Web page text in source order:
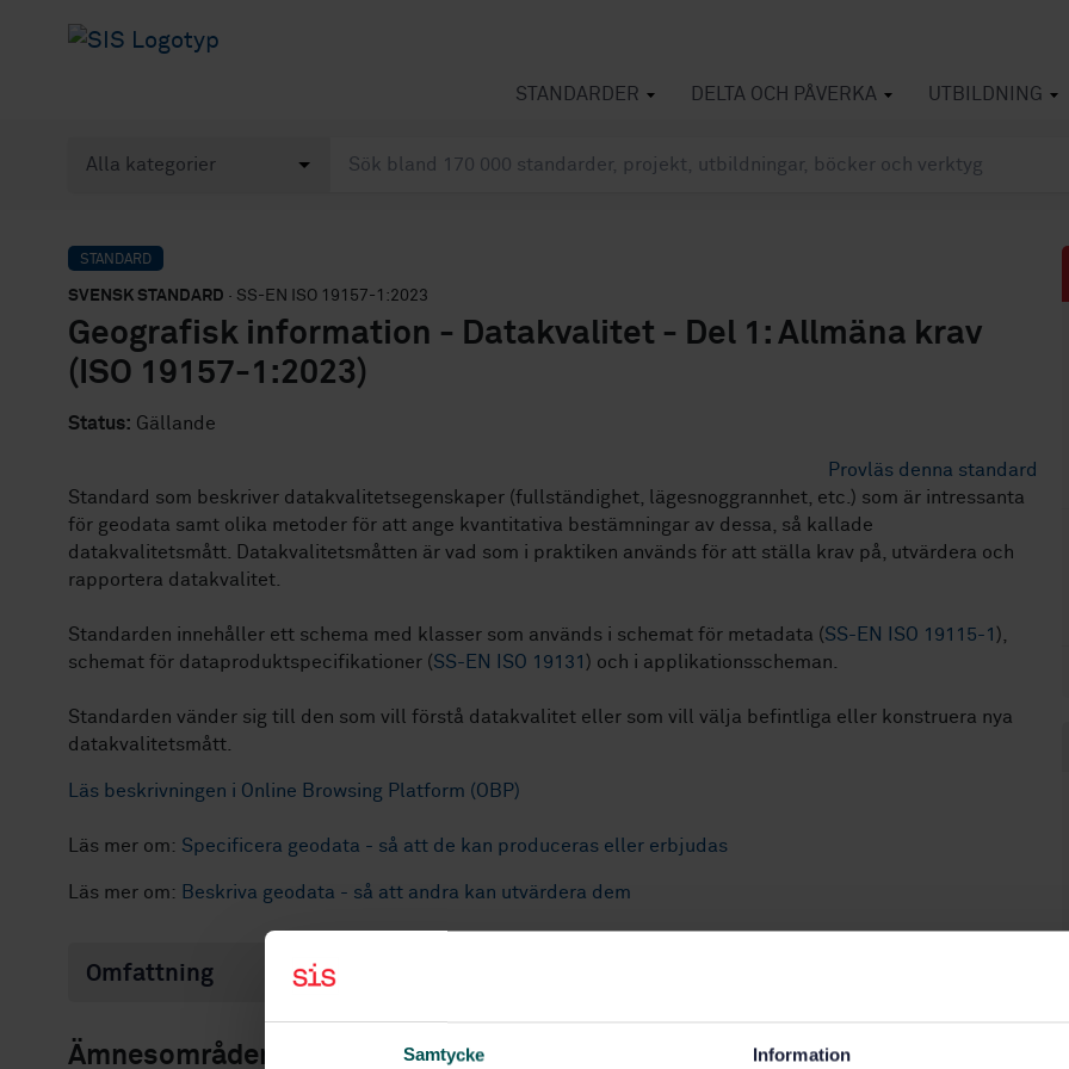
Samtycke Information
STANDARDER DELTA OCH PÅVERKA UTBILDNING
STANDARD
SVENSK STANDARD · SS-EN ISO 19157-1:2023
Geografisk information - Datakvalitet - Del 1: Allmäna krav
(ISO 19157-1:2023)
Status: Gällande
Provläs denna standard
Standard som beskriver datakvalitetsegenskaper (fullständighet, lägesnoggrannhet, etc.) som är intressanta
för geodata samt olika metoder för att ange kvantitativa bestämningar av dessa, så kallade
datakvalitetsmått. Datakvalitetsmåtten är vad som i praktiken används för att ställa krav på, utvärdera och
rapportera datakvalitet.
Standarden innehåller ett schema med klasser som används i schemat för metadata (SS-EN ISO 19115-1 ),
schemat för dataproduktspecifikationer (SS-EN ISO 19131 ) och i applikationsscheman.
Standarden vänder sig till den som vill förstå datakvalitet eller som vill välja befintliga eller konstruera nya
datakvalitetsmått.
Läs beskrivningen i Online Browsing Platform (OBP)
Läs mer om: Specificera geodata - så att de kan produceras eller erbjudas
Läs mer om: Beskriva geodata - så att andra kan utvärdera dem
Omfattning
Ämnesområden